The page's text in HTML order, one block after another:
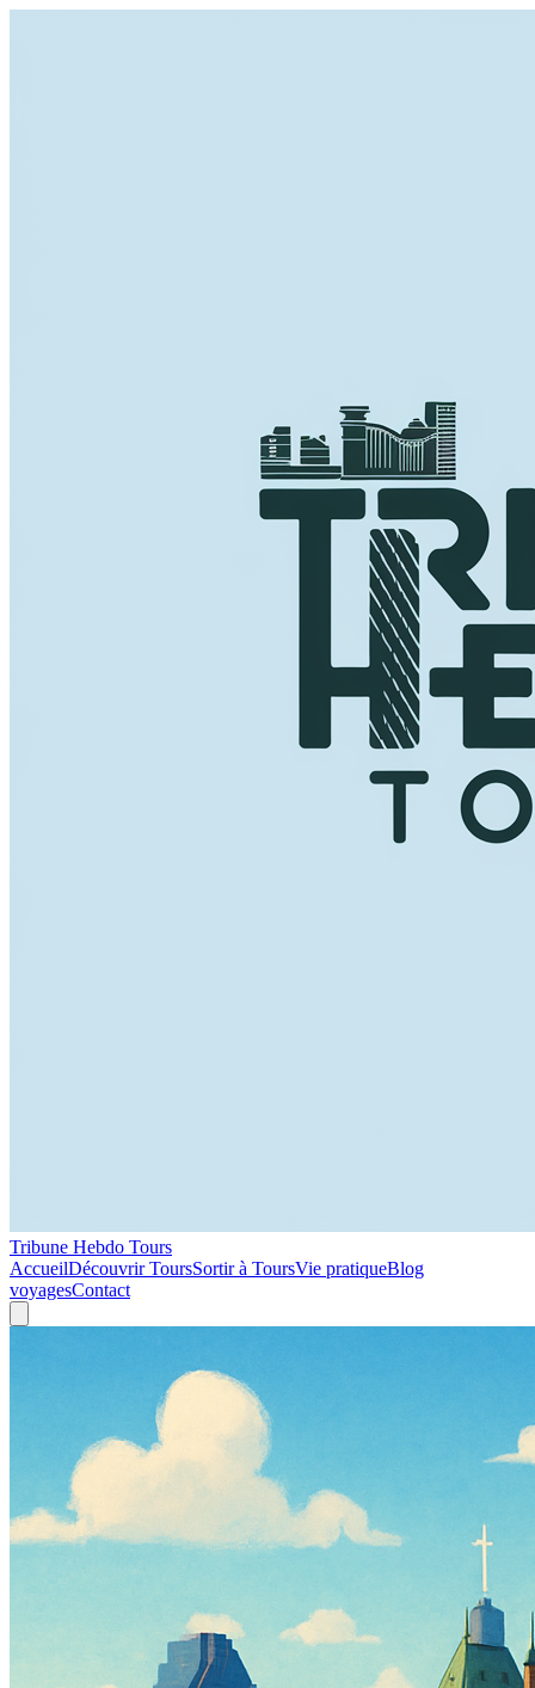
Tribune Hebdo Tours
AccueilDécouvrir ToursSortir à ToursVie pratiqueBlog
voyagesContact